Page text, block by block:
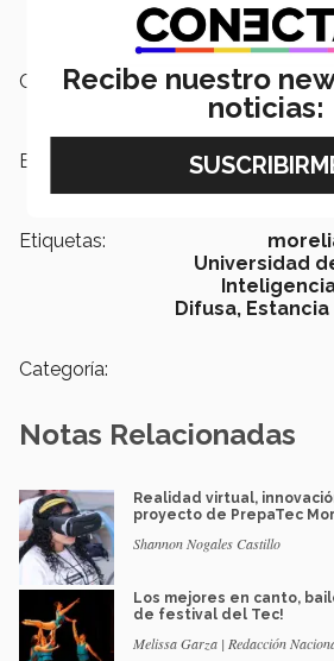
Campus:
Escuelas:
Etiquetas:
Universidad
Difusa,
Categoría:
Notas Relacionadas
Realidad virtual,
proyecto de PrepaTec
Shannon Nogales Castillo
Los mejores en canto,
de festival del Tec!
Melissa Garza | Redacción
Recibe nuestro
noticias: